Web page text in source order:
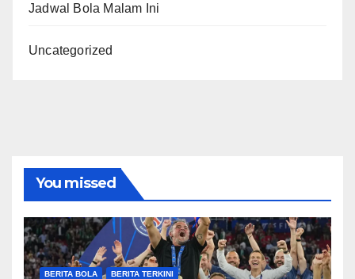
Jadwal Bola Malam Ini
Uncategorized
You missed
BERITA BOLA BERITA TERKINI